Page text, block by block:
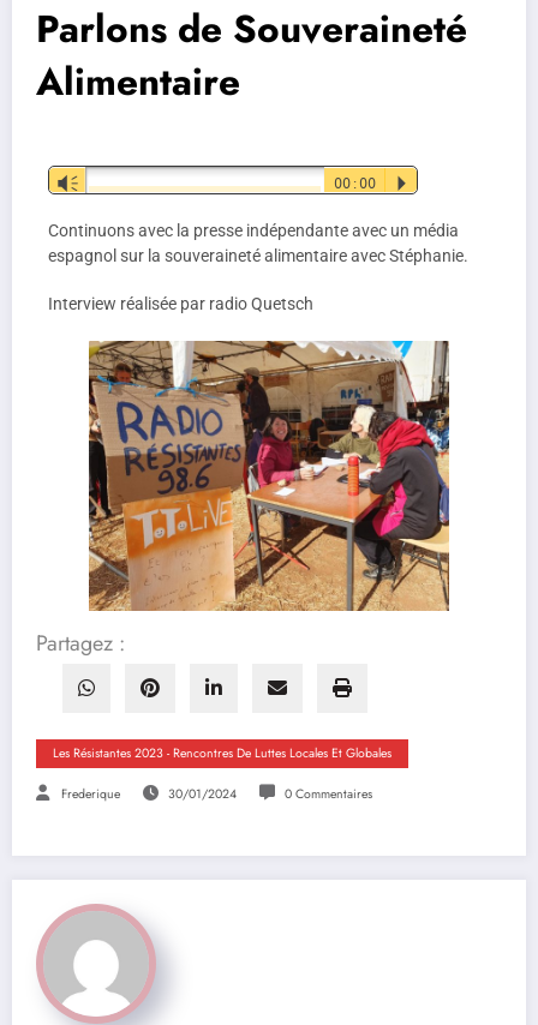
Parlons de Souveraineté
Alimentaire
Lecteur
audio
Vm 00:00 P
Continuons avec la presse indépendante avec un média
espagnol sur la souveraineté alimentaire avec Stéphanie.
Interview réalisée par radio Quetsch
Partagez :
Les Résistantes 2023 - Rencontres De Luttes Locales Et Globales
Frederique 30/01/2024 0 Commentaires